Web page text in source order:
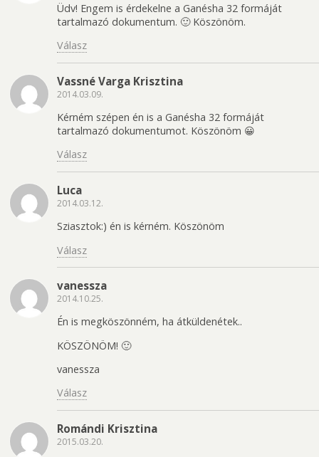
Üdv! Engem is érdekelne a Ganésha 32 formáját
tartalmazó dokumentum. 🙂 Köszönöm.
Válasz
Vassné Varga Krisztina
2014.03.09.
Kérném szépen én is a Ganésha 32 formáját
tartalmazó dokumentumot. Köszönöm 😀
Válasz
Luca
2014.03.12.
Sziasztok:) én is kérném. Köszönöm
Válasz
vanessza
2014.10.25.
Én is megköszönném, ha átküldenétek..
KÖSZÖNÖM! 🙂
vanessza
Válasz
Romándi Krisztina
2015.03.20.